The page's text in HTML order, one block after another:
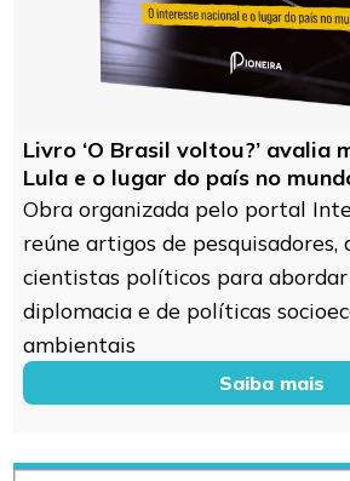
Livro ‘O Brasil voltou?’ avalia
Lula e o lugar do país no
Obra organizada pelo portal
reúne artigos de pesquisadores,
cientistas políticos para
diplomacia e de políticas
ambientais
Saiba mais